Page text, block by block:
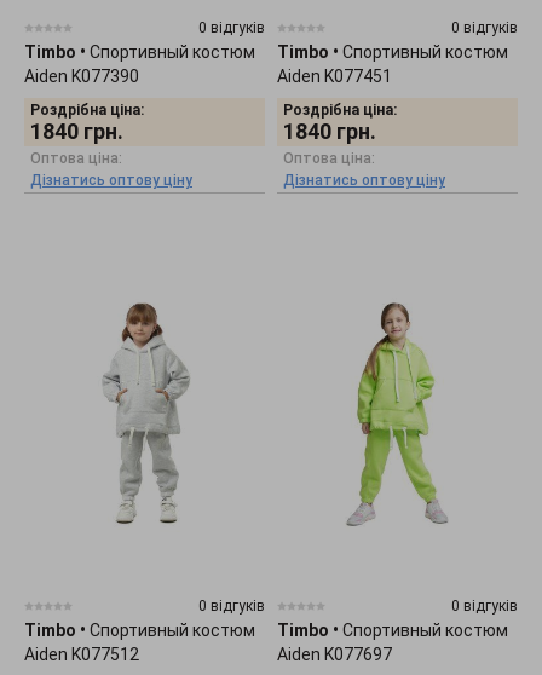
0 відгуків
Timbo • Спортивный костюм
Aiden K077390
Роздрібна ціна:
1840 грн.
Оптова ціна:
Дізнатись оптову ціну
0 відгуків
Timbo • Спортивный костюм
Aiden K077451
Роздрібна ціна:
1840 грн.
Оптова ціна:
Дізнатись оптову ціну
0 відгуків
Timbo • Спортивный костюм
Aiden K077512
0 відгуків
Timbo • Спортивный костюм
Aiden K077697